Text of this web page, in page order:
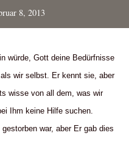
8, 2013
würde, Gott deine Bedürfnisse
wir selbst. Er kennt sie, aber
wisse von all dem, was wir
Ihm keine Hilfe suchen.
war, aber Er gab dies